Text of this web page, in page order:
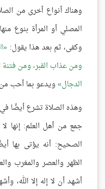
وهناك أنواع أخرى من
المصلي أو المرأة بنوع
وكفى، ثم بعد هذا يقول:
ومن عذاب القبر، ومن
الدجال ويدعو بما أحب
وهذه الصلاة تشرع أيضًا
جمع من أهل العلم: إنها
الصحيح: أنه يؤتى بها
الظهر والعصر والمغرب
أشهد أن لا إله إلا الله،